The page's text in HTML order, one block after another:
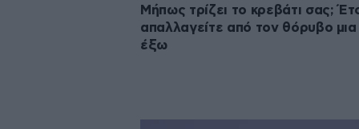
Mήπως τρίζει το κρεβάτι σας;
απαλλαγείτε από τον θόρυβο μια
έξω